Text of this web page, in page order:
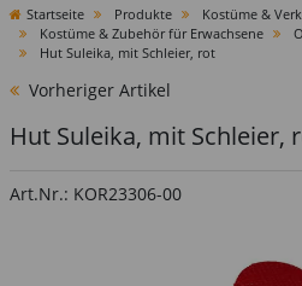
Startseite Produkte
Kostüme &
Kostüme & Zubehör für Erwachsene
Hut Suleika, mit Schleier, rot
Vorheriger Artikel
Hut Suleika, mit Schleier,
Art.Nr.: KOR23306-00